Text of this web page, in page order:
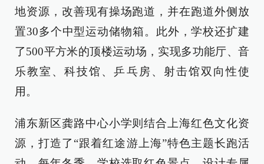
地资源，改善现有操场跑道，并在跑道外侧放
置30多个中型运动储物箱。此外，学校还扩建
了500平方米的顶楼运动场，实现多功能厅、音
乐教室、科技馆、乒乓房、射击馆双向性使
用。
浦东新区龚路中心小学则结合上海红色文化资
源，打造了“跟着红途游上海”特色主题长跑活